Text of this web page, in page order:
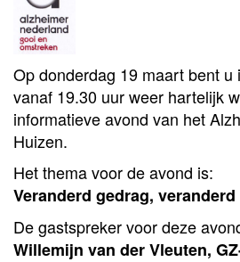
Op donderdag 19 maart bent
vanaf 19.30 uur weer hartelijk
informatieve avond van het
Huizen.
Het thema voor de avond is:
Veranderd gedrag,
De gastspreker voor deze
Willemijn van der Vleuten,